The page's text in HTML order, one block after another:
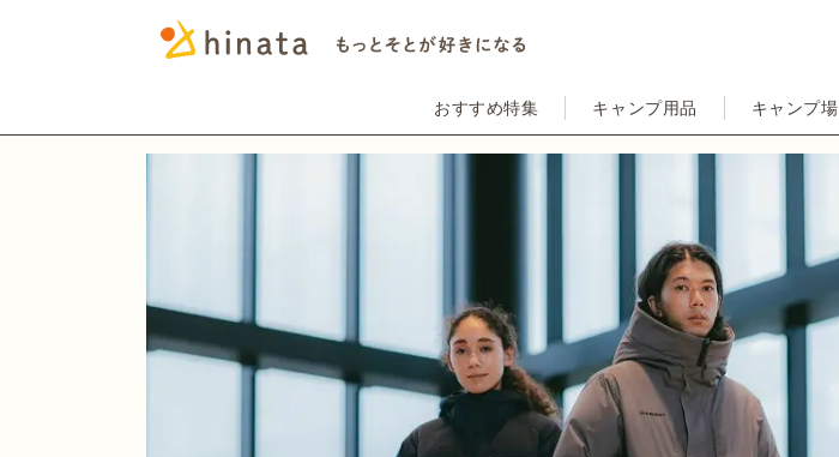
おすすめ特集 キャンプ用品 キャンプ場